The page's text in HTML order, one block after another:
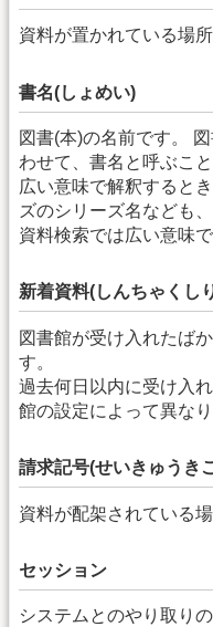
資料が置かれている場所
書名(しょめい)
図書(本)の名前です。
わせて、書名と呼ぶこと
広い意味で解釈すると
ズのシリーズ名なども
資料検索では広い意味
新着資料(しんちゃくし
図書館が受け入れたば
す。
過去何日以内に受け入
館の設定によって異なり
請求記号(せいきゅうき
資料が配架されている
セッション
システムとのやり取り